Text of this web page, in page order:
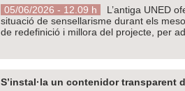
05/06/2026 - 12.09 h
L’antiga UNED
situació de sensellarisme durant els
de redefinició i millora del projecte, per
S’instal·la un contenidor transparent